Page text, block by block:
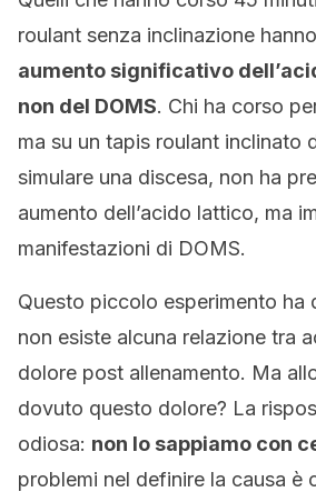
roulant senza inclinazione
aumento significativo
non del DOMS. Chi ha corso
ma su un tapis roulant inclinato
simulare una discesa, non ha
aumento dell’acido lattico, ma
manifestazioni di DOMS.
Questo piccolo esperimento ha
non esiste alcuna relazione tra
dolore post allenamento. Ma
dovuto questo dolore? La
odiosa: non lo sappiamo con
problemi nel definire la causa è